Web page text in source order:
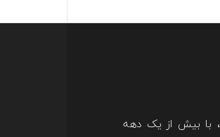
با بیش از یک دهه